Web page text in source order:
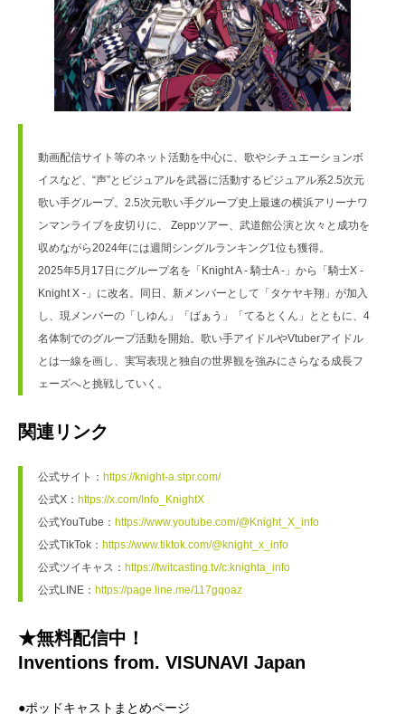
動画配信サイト等のネット活動を中心に、歌やシチュエーションボ
イスなど、“声”とビジュアルを武器に活動するビジュアル系2.5次元
歌い手グループ。2.5次元歌い手グループ史上最速の横浜アリーナワ
ンマンライブを皮切りに、 Zeppツアー、武道館公演と次々と成功を
収めながら2024年には週間シングルランキング1位も獲得。
2025年5月17日にグループ名を「Knight A - 騎士A -」から「騎士X -
Knight X -」に改名。同日、新メンバーとして「タケヤキ翔」が加入
し、現メンバーの「しゆん」「ばぁう」「てるとくん」とともに、4
名体制でのグループ活動を開始。歌い手アイドルやVtuberアイドル
とは一線を画し、実写表現と独自の世界観を強みにさらなる成長フ
ェーズへと挑戦していく。
関連リンク
公式サイト： https://knight-a.stpr.com/
公式X： https://x.com/Info_KnightX
公式YouTube： https://www.youtube.com/@Knight_X_info
公式TikTok： https://www.tiktok.com/@knight_x_info
公式ツイキャス： https://twitcasting.tv/c:knighta_info
公式LINE： https://page.line.me/117gqoaz
★無料配信中！
Inventions from. VISUNAVI Japan
●ポッドキャストまとめページ